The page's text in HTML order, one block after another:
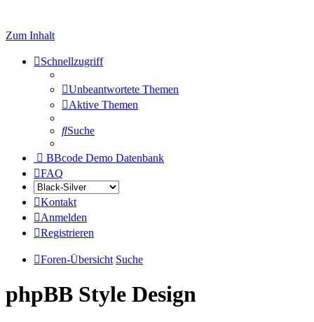
Zum Inhalt
Schnellzugriff
Unbeantwortete Themen
Aktive Themen
Suche
BBcode Demo Datenbank
FAQ
Kontakt
Anmelden
Registrieren
Foren-Übersicht Suche
phpBB Style Design